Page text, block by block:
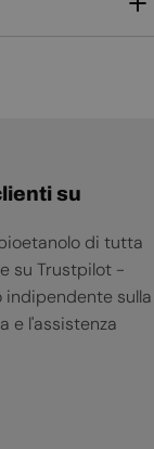
su
di tutta
su Trustpilot -
sulla
e l'assistenza